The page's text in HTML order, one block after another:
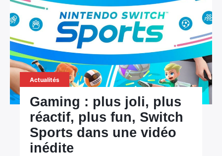
Actualités
Gaming : plus joli, plus
réactif, plus fun, Switch
Sports dans une vidéo
inédite
Rechercher
: